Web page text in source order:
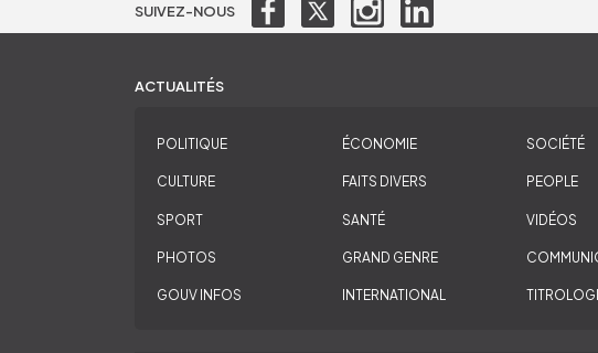
SUIVEZ-NOUS
ACTUALITÉS
POLITIQUE ÉCONOMIE SOCIÉTÉ
CULTURE FAITS DIVERS PEOPLE
SPORT SANTÉ VIDÉOS
PHOTOS GRAND GENRE
GOUV INFOS INTERNATIONAL